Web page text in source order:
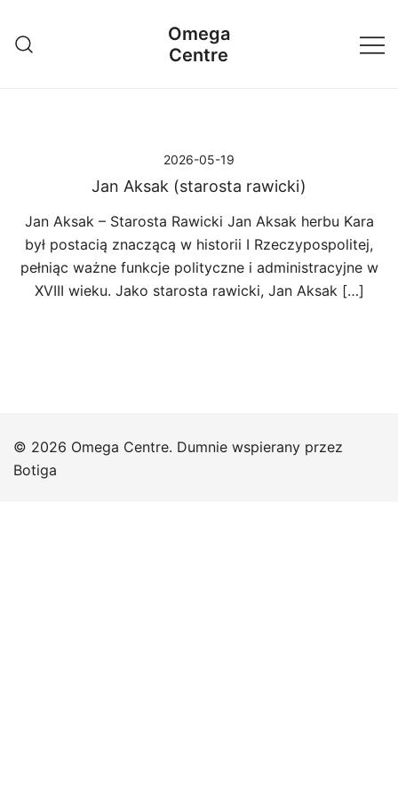
treści
Omega
Centre
2026-05-19
Jan Aksak (starosta rawicki)
Jan Aksak – Starosta Rawicki Jan Aksak herbu Kara
był postacią znaczącą w historii I Rzeczypospolitej,
pełniąc ważne funkcje polityczne i administracyjne w
XVIII wieku. Jako starosta rawicki, Jan Aksak […]
© 2026 Omega Centre. Dumnie wspierany przez
Botiga